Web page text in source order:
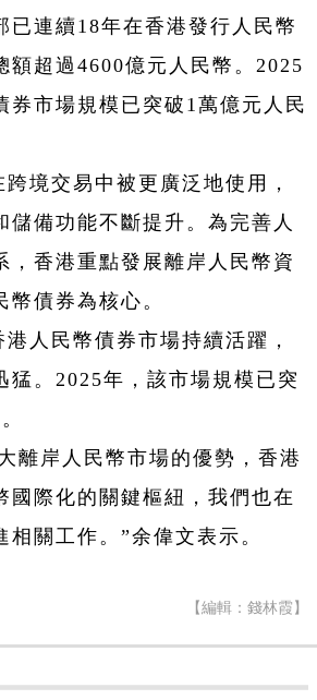
已連續18年在香港發行人民幣
額超過4600億元人民幣。2025
券市場規模已突破1萬億元人民
境交易中被更廣泛地使用，
儲備功能不斷提升。為完善人
，香港重點發展離岸人民幣資
債券為核心。
人民幣債券市場持續活躍，
猛。2025年，該市場規模已突
離岸人民幣市場的優勢，香港
國際化的關鍵樞紐，我們也在
相關工作。”余偉文表示。
【編輯：錢林霞】